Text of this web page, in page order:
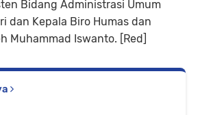
Bidang Administrasi Umum
dan Kepala Biro Humas dan
Muhammad Iswanto. [Red]